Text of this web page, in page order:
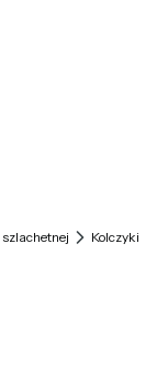
Kolczyki